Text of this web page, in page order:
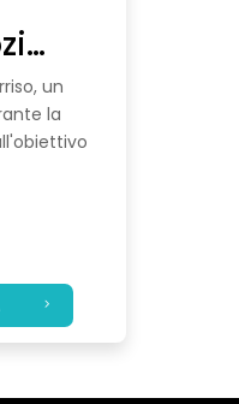
Foto Emozioni | Scheda Prova
un
la